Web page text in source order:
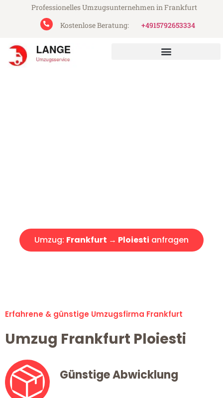
Professionelles Umzugsunternehmen in Frankfurt
Kostenlose Beratung:
+4915792653334
Umzug: Frankfurt → Ploiesti anfragen
Erfahrene & günstige Umzugsfirma Frankfurt
Umzug Frankfurt Ploiesti
Günstige Abwicklung